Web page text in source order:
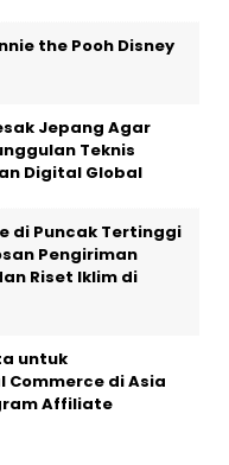
the Pooh Disney
Jepang Agar
Teknis
Digital Global
di Puncak Tertinggi
Pengiriman
Riset Iklim di
untuk
Commerce di Asia
Affiliate